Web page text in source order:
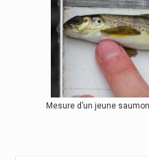
Mesure d’un jeune